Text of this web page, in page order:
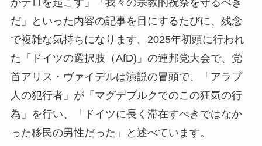
がテロを起こす」「我々の宗教的祝祭を守るべき
だ」といった内容の記事を目にするたびに、残念
で複雑な気持ちになります。2025年初頭に行われ
た「ドイツの選択肢（AfD)」の連邦党大会で、党
首アリス・ヴァイデルは演説の冒頭で、「アラブ
人の犯行者」が「マグデブルクでのこの狂気の行
為」を行い、「ドイツに長く滞在すべきではなか
った移民の男性だった」と述べています。